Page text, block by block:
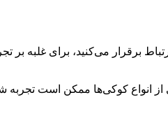
برقرار می‌کنید، برای غلبه بر
از انواع کوکی‌ها ممکن است تجربه